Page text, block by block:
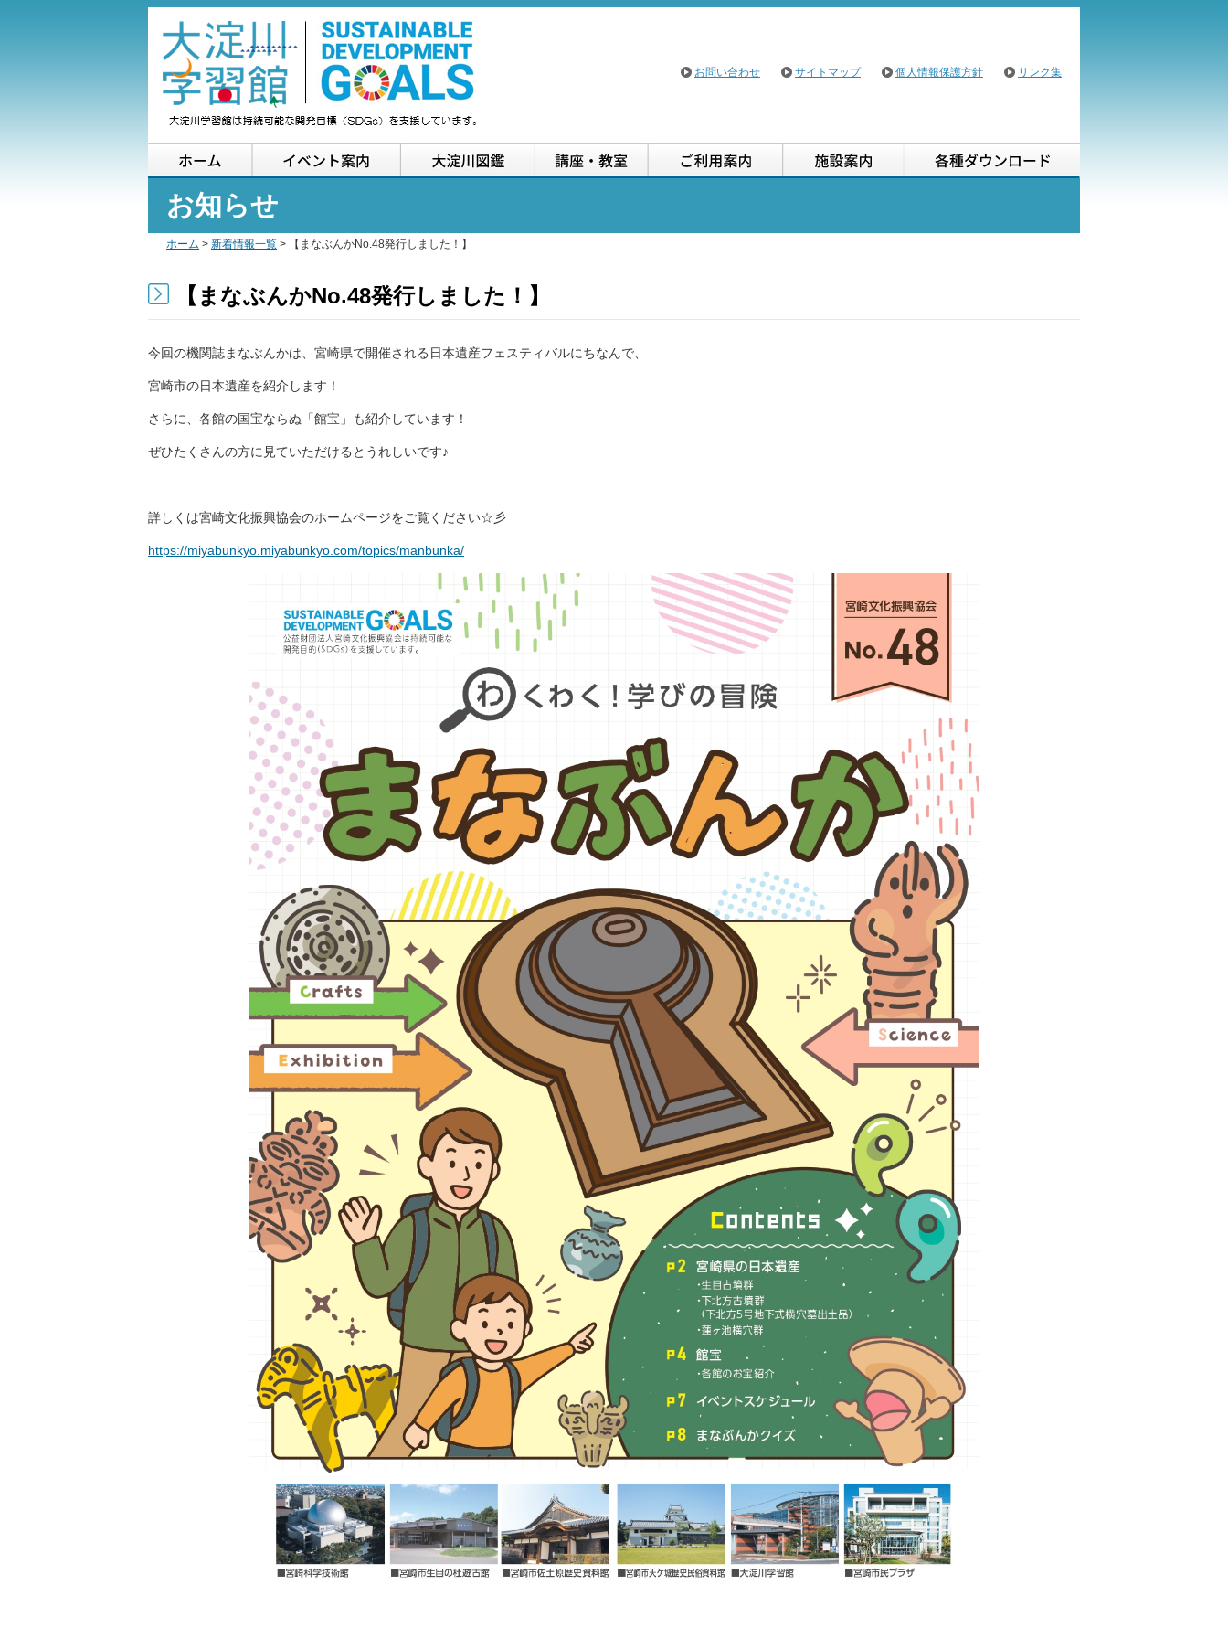
お問い合わせ サイトマップ 個人情報保護方針 リンク集
イベント案内 大淀川図鑑 講座・教室 ご利用案内 施設案内
お知らせ
ホーム > 新着情報一覧 > 【まなぶんかNo.48発行しました！】
【まなぶんかNo.48発行しました！】
今回の機関誌まなぶんかは、宮崎県で開催される日本遺産フェスティバルにちなんで、
宮崎市の日本遺産を紹介します！
さらに、各館の国宝ならぬ「館宝」も紹介しています！
ぜひたくさんの方に見ていただけるとうれしいです♪
詳しくは宮崎文化振興協会のホームページをご覧ください☆彡
https://miyabunkyo.miyabunkyo.com/topics/manbunka/